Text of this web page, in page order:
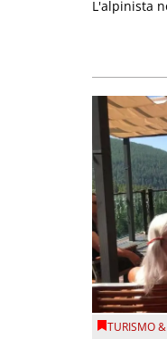
L'alpinista
TURISMO